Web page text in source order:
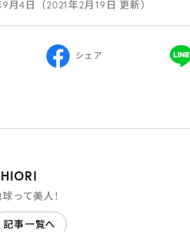
9月4日（2021年2月19日 更新）
シェア
って美人！
記事一覧へ